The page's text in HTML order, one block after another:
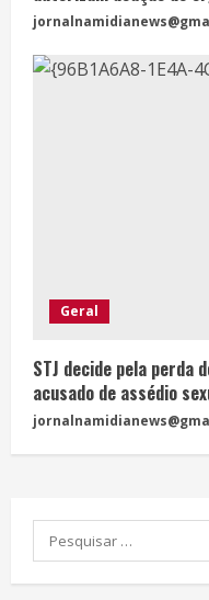
Geral
STJ decide pela
acusado de assédio